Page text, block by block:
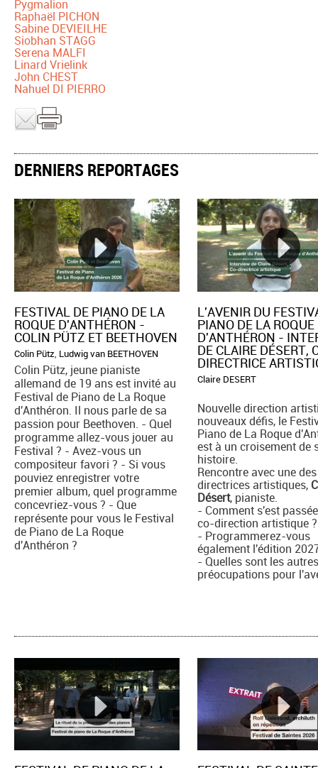
Pygmalion
Raphaël PICHON
Sabine DEVIEILHE
Siobhan STAGG
Serena MALFI
Linard Vrielink
John CHEST
Nahuel DI PIERRO
DERNIERS REPORTAGES
FESTIVAL DE PIANO DE LA
ROQUE D'ANTHÉRON -
COLIN PÜTZ ET BEETHOVEN
Colin Pütz, Ludwig van BEETHOVEN
Colin Pütz, jeune pianiste
allemand de 19 ans est invité au
Festival de Piano de La Roque
d'Anthéron. Il nous parle de sa
passion pour Beethoven. - Quel
programme allez-vous jouer au
Festival ? - Avez-vous un
compositeur favori ? - Si vous
pouviez enregistrer votre
premier album, quel programme
concevriez-vous ? - Que
représente pour vous le Festival
de Piano de La Roque
d'Anthéron ?
L'AVENIR DU
PIANO DE LA ROQUE
D'ANTHÉRON -
DE CLAIRE DÉSERT,
DIRECTRICE
Claire DESERT
Nouvelle direction
nouveaux défis, le
Piano de La Roque
est à un croisement de
histoire.
Rencontre avec une
directrices artistiques,
Désert, pianiste.
- Comment s'est
co-direction artistique ?
- Programmerez-vous
également l'édition
- Quelles sont les
préocupations pour